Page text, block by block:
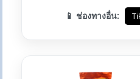
📱 ช่องทางอื่น: